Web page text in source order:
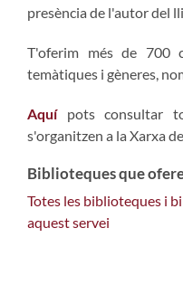
presència de l'autor del
T'oferim més de 700
temàtiques i gèneres,
Aquípots consultar
s'organitzen a la Xarxa
Biblioteques que
Totes les biblioteques i
aquest servei